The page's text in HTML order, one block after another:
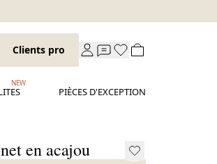
Clients pro
NEW
PIÈCES D'EXCEPTION
en acajou